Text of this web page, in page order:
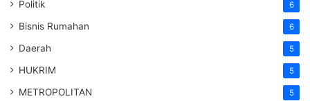
Politik 6
Bisnis Rumahan 6
Daerah 5
HUKRIM 5
METROPOLITAN 5